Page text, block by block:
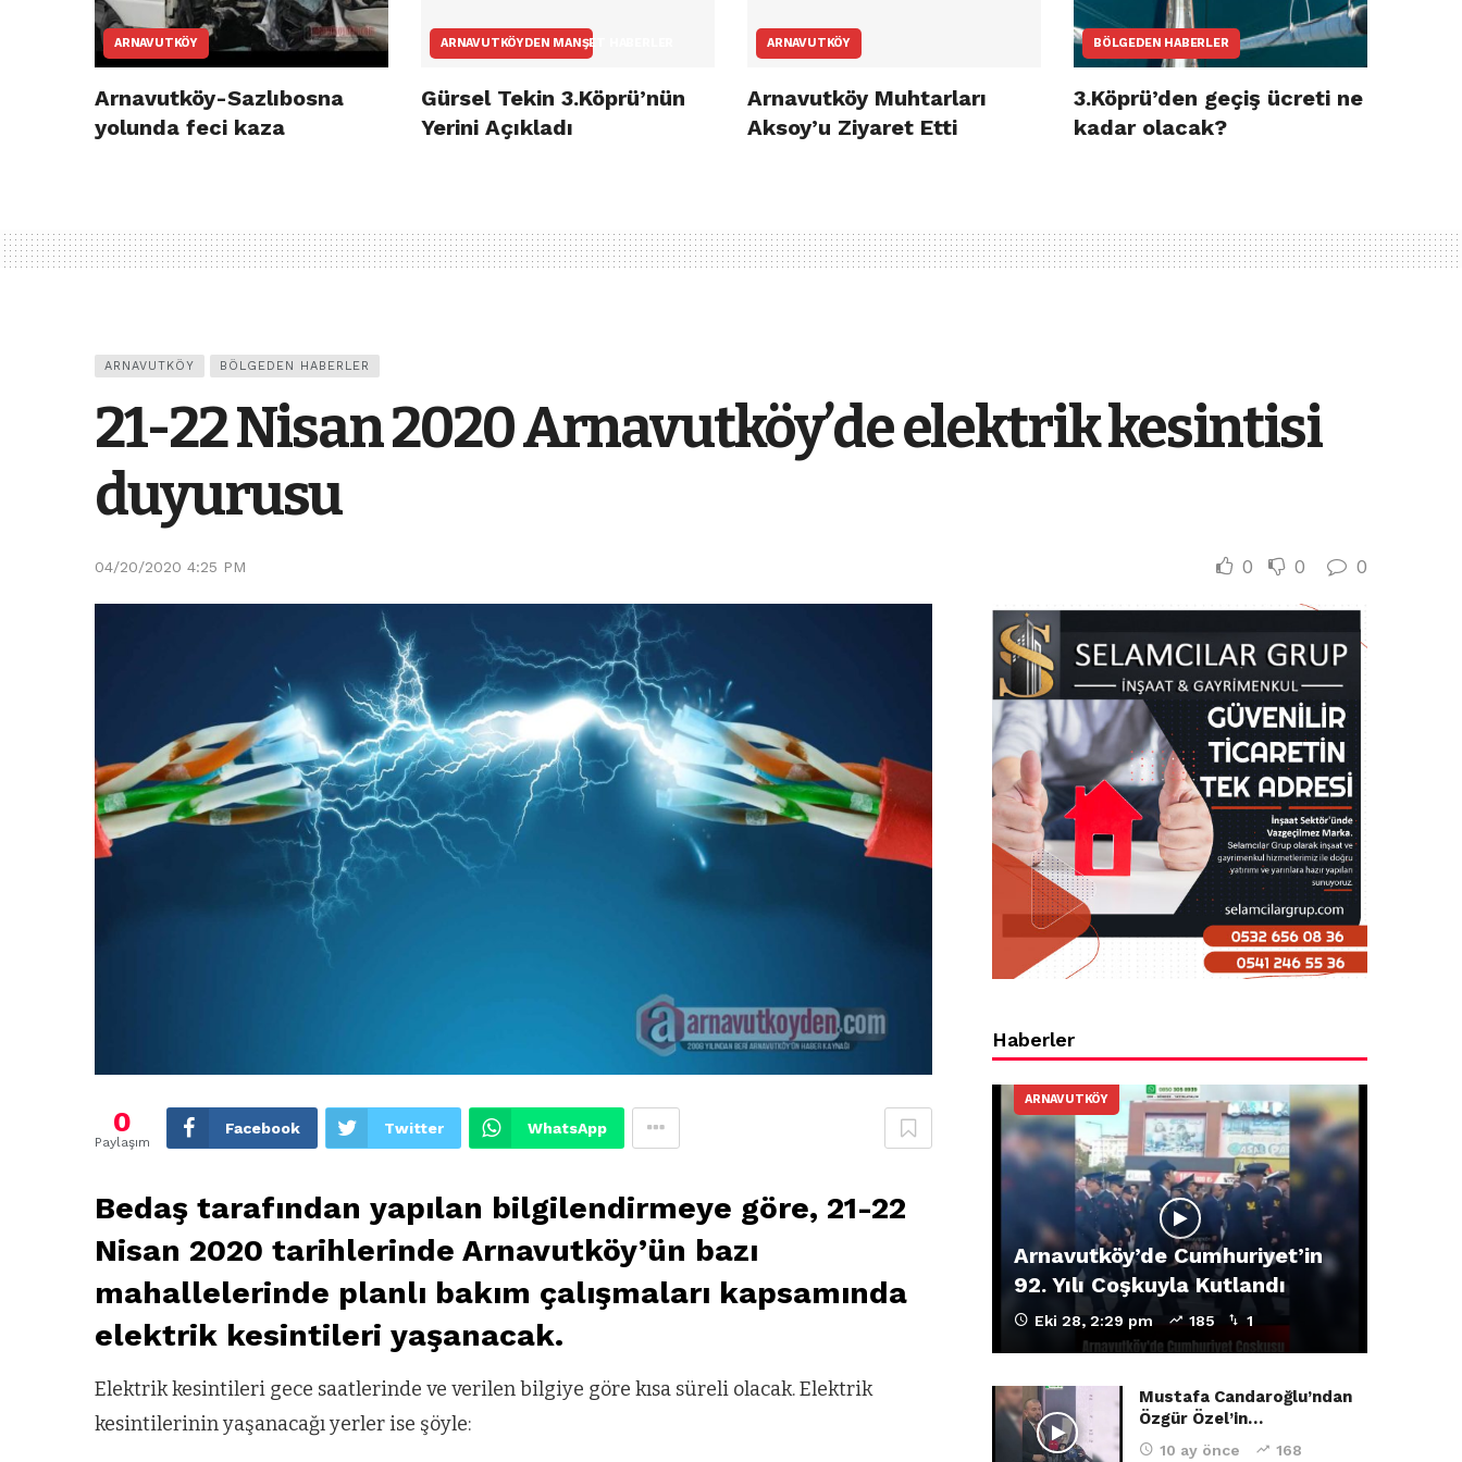
ARNAVUTKÖY
Arnavutköy-Sazlıbosna
yolunda feci kaza
ARNAVUTKÖYDEN MANŞET HABERLER
Gürsel Tekin 3.Köprü’nün
Yerini Açıkladı
ARNAVUTKÖY
Arnavutköy Muhtarları
Aksoy’u Ziyaret Etti
BÖLGEDEN HABERLER
3.Köprü’den geçiş ücreti ne
kadar olacak?
ARNAVUTKÖY BÖLGEDEN HABERLER
21-22 Nisan 2020 Arnavutköy’de elektrik kesintisi
duyurusu
04/20/2020 4:25 PM 0 0 0
0
Paylaşım
Facebook Twitter WhatsApp
Bedaş tarafından yapılan bilgilendirmeye göre, 21-22
Nisan 2020 tarihlerinde Arnavutköy’ün bazı
mahallelerinde planlı bakım çalışmaları kapsamında
elektrik kesintileri yaşanacak.
Elektrik kesintileri gece saatlerinde ve verilen bilgiye göre kısa süreli olacak. Elektrik
kesintilerinin yaşanacağı yerler ise şöyle:
Haberler
ARNAVUTKÖY
Arnavutköy’de Cumhuriyet’in
92. Yılı Coşkuyla Kutlandı
Eki 28, 2:29 pm 185 1
Mustafa Candaroğlu’ndan
Özgür Özel’in…
10 ay önce 168